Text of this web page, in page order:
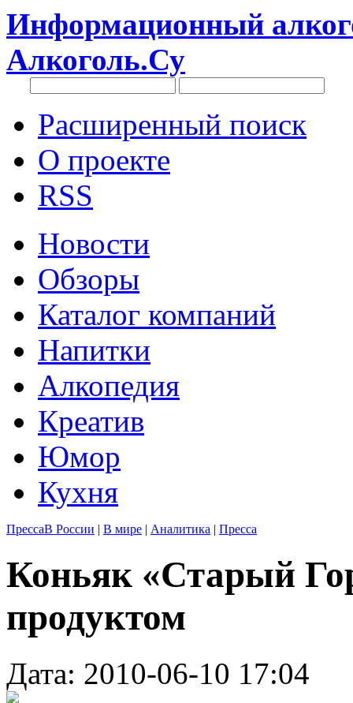
Информационный
Алкоголь.Су
Расширенный поиск
О проекте
RSS
Новости
Обзоры
Каталог компаний
Напитки
Алкопедия
Креатив
Юмор
Кухня
ПрессаВ России | В мире | Аналитика | Пресса
Коньяк «Старый
продуктом
Дата: 2010-06-10 17:04